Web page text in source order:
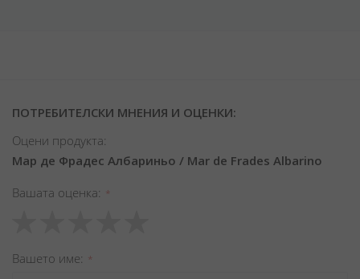
ПОТРЕБИТЕЛСКИ МНЕНИЯ И ОЦЕНКИ:
Оцени продукта:
Мар де Фрадес Албариньо / Mar de Frades Albarino
Вашата оценка
star
stars
stars
stars
stars
Вашето име